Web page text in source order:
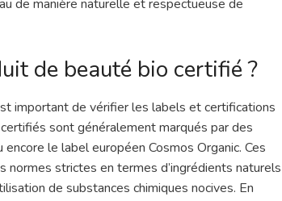
de manière naturelle et respectueuse de
de beauté bio certifié ?
important de vérifier les labels et certifications
sont généralement marqués par des
le label européen Cosmos Organic. Ces
strictes en termes d’ingrédients naturels
de substances chimiques nocives. En